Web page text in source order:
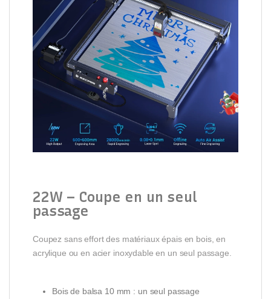
22W – Coupe en un seul
passage
Coupez sans effort des matériaux épais en bois, en
acrylique ou en acier inoxydable en un seul passage.
Bois de balsa 10 mm : un seul passage